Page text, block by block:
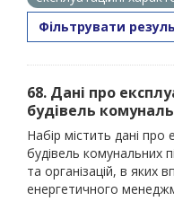
Фільтрувати
68. Дані про
будівель
Набір містить дані про
будівель комунальних
та організацій, в яких
енергетичного